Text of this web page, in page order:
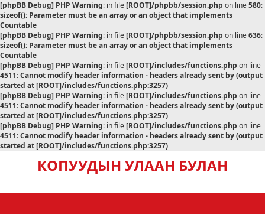
[phpBB Debug] PHP Warning: in file[ROOT]/phpbb/session.php on line580:
sizeof(): Parameter must be an array or an object that implements
Countable
[phpBB Debug] PHP Warning: in file[ROOT]/phpbb/session.php on line636:
sizeof(): Parameter must be an array or an object that implements
Countable
[phpBB Debug] PHP Warning: in file[ROOT]/includes/functions.php on line
4511:Cannot modify header information - headers already sent by (output
started at [ROOT]/includes/functions.php:3257)
[phpBB Debug] PHP Warning: in file[ROOT]/includes/functions.php on line
4511:Cannot modify header information - headers already sent by (output
started at [ROOT]/includes/functions.php:3257)
[phpBB Debug] PHP Warning: in file[ROOT]/includes/functions.php on line
4511:Cannot modify header information - headers already sent by (output
started at [ROOT]/includes/functions.php:3257)
КОПУУДЫН УЛААН БУЛАН